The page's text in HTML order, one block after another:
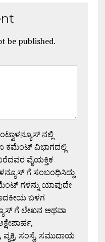
be published.
ನಲ್ಲಿ
ಕಮೆಂಟ್ ವಿಭಾಗದಲ್ಲಿ
ವೈಯಕ್ತಿಕ
ಗೆ ಸಂಬಂಧಿಸಿದ್ದು
ಗಳನ್ನು ಯಾವುದೇ
ಬಳಗ
ಗೆ ಲೇಖನ ಅಥವಾ
ಸಂಸ್ಥೆ, ಸಮುದಾಯ